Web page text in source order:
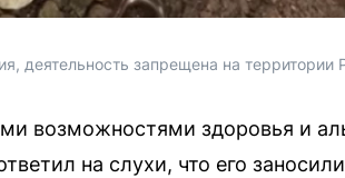
деятельность запрещена на территории
возможностями здоровья и
на слухи, что его